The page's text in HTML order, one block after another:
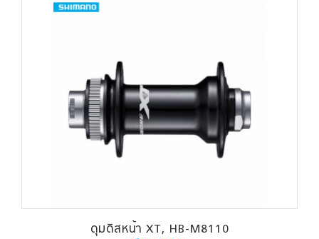
ดุมดิสหน้า XT, HB-M8110